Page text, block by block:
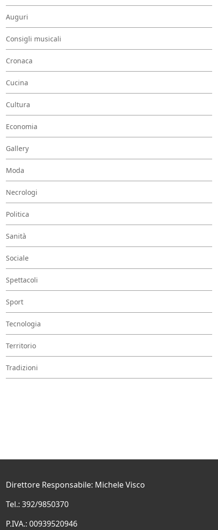
Auguri
Consigli musicali
Cronaca
Cucina
Cultura
Economia
Gallery
Moda
Necrologi
Politica
Sanità
Sociale
Spettacoli
Sport
Tecnologia
Territorio
Tradizioni
Direttore Responsabile: Michele Visco
Tel.: 392/9850370
P.IVA.: 00939520946